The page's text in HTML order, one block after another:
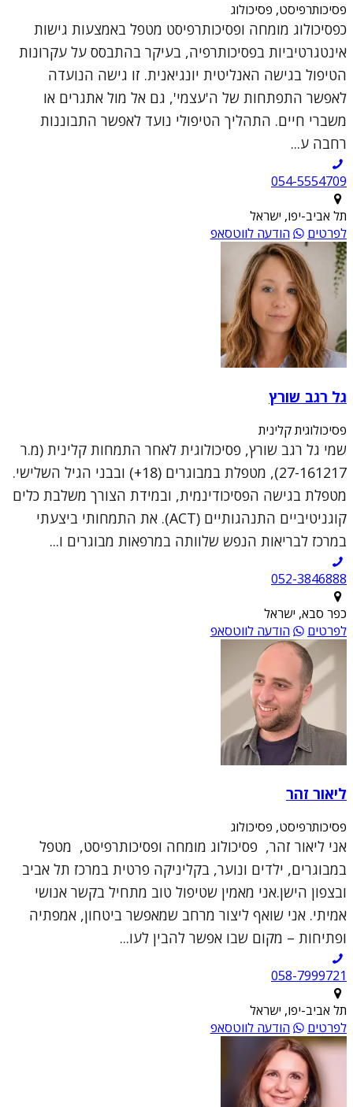
פסיכותרפיסט, פסיכולוג
כפסיכולוג מומחה ופסיכותרפיסט מטפל באמצעות גישות
אינטגרטיביות בפסיכותרפיה, בעיקר בהתבסס על עקרונות
הטיפול בגישה האנליטית יונגיאנית. זו גישה הנועדה
לאפשר התפתחות של ה'עצמי', גם אל מול אתגרים או
משברי חיים. התהליך הטיפולי נועד לאפשר התבוננות
רחבה ע...
054-5554709
תל אביב-יפו, ישראל
לפרטים
הודעה לווטסאפ
גל רגב שורץ
פסיכולוגית קלינית
שמי גל רגב שורץ, פסיכולוגית לאחר התמחות קלינית (מ.ר
27-161217), מטפלת במבוגרים (18+) ובבני הגיל השלישי.
מטפלת בגישה הפסיכודינמית, ובמידת הצורך משלבת כלים
קוגניטיביים התנהגותיים (ACT). את התמחותי ביצעתי
במרכז לבריאות הנפש שלוותה במרפאות מבוגרים ו...
052-3846888
כפר סבא, ישראל
לפרטים
הודעה לווטסאפ
ליאור זהר
פסיכותרפיסט, פסיכולוג
אני ליאור זהר, פסיכולוג מומחה ופסיכותרפיסט, מטפל
במבוגרים, ילדים ונוער, בקליניקה פרטית במרכז תל אביב
ובצפון הישן.אני מאמין שטיפול טוב מתחיל בקשר אנושי
אמיתי. אני שואף ליצור מרחב שמאפשר ביטחון, אמפתיה
ופתיחות – מקום שבו אפשר להבין לעו...
תל אביב-יפו, ישראל
לפרטים
הודעה לווטסאפ